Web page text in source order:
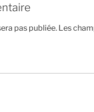
pas publiée. Les